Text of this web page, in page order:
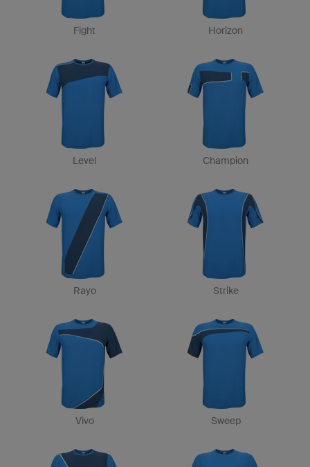
Fight Horizon
Level Champion
Rayo Strike
Vivo Sweep